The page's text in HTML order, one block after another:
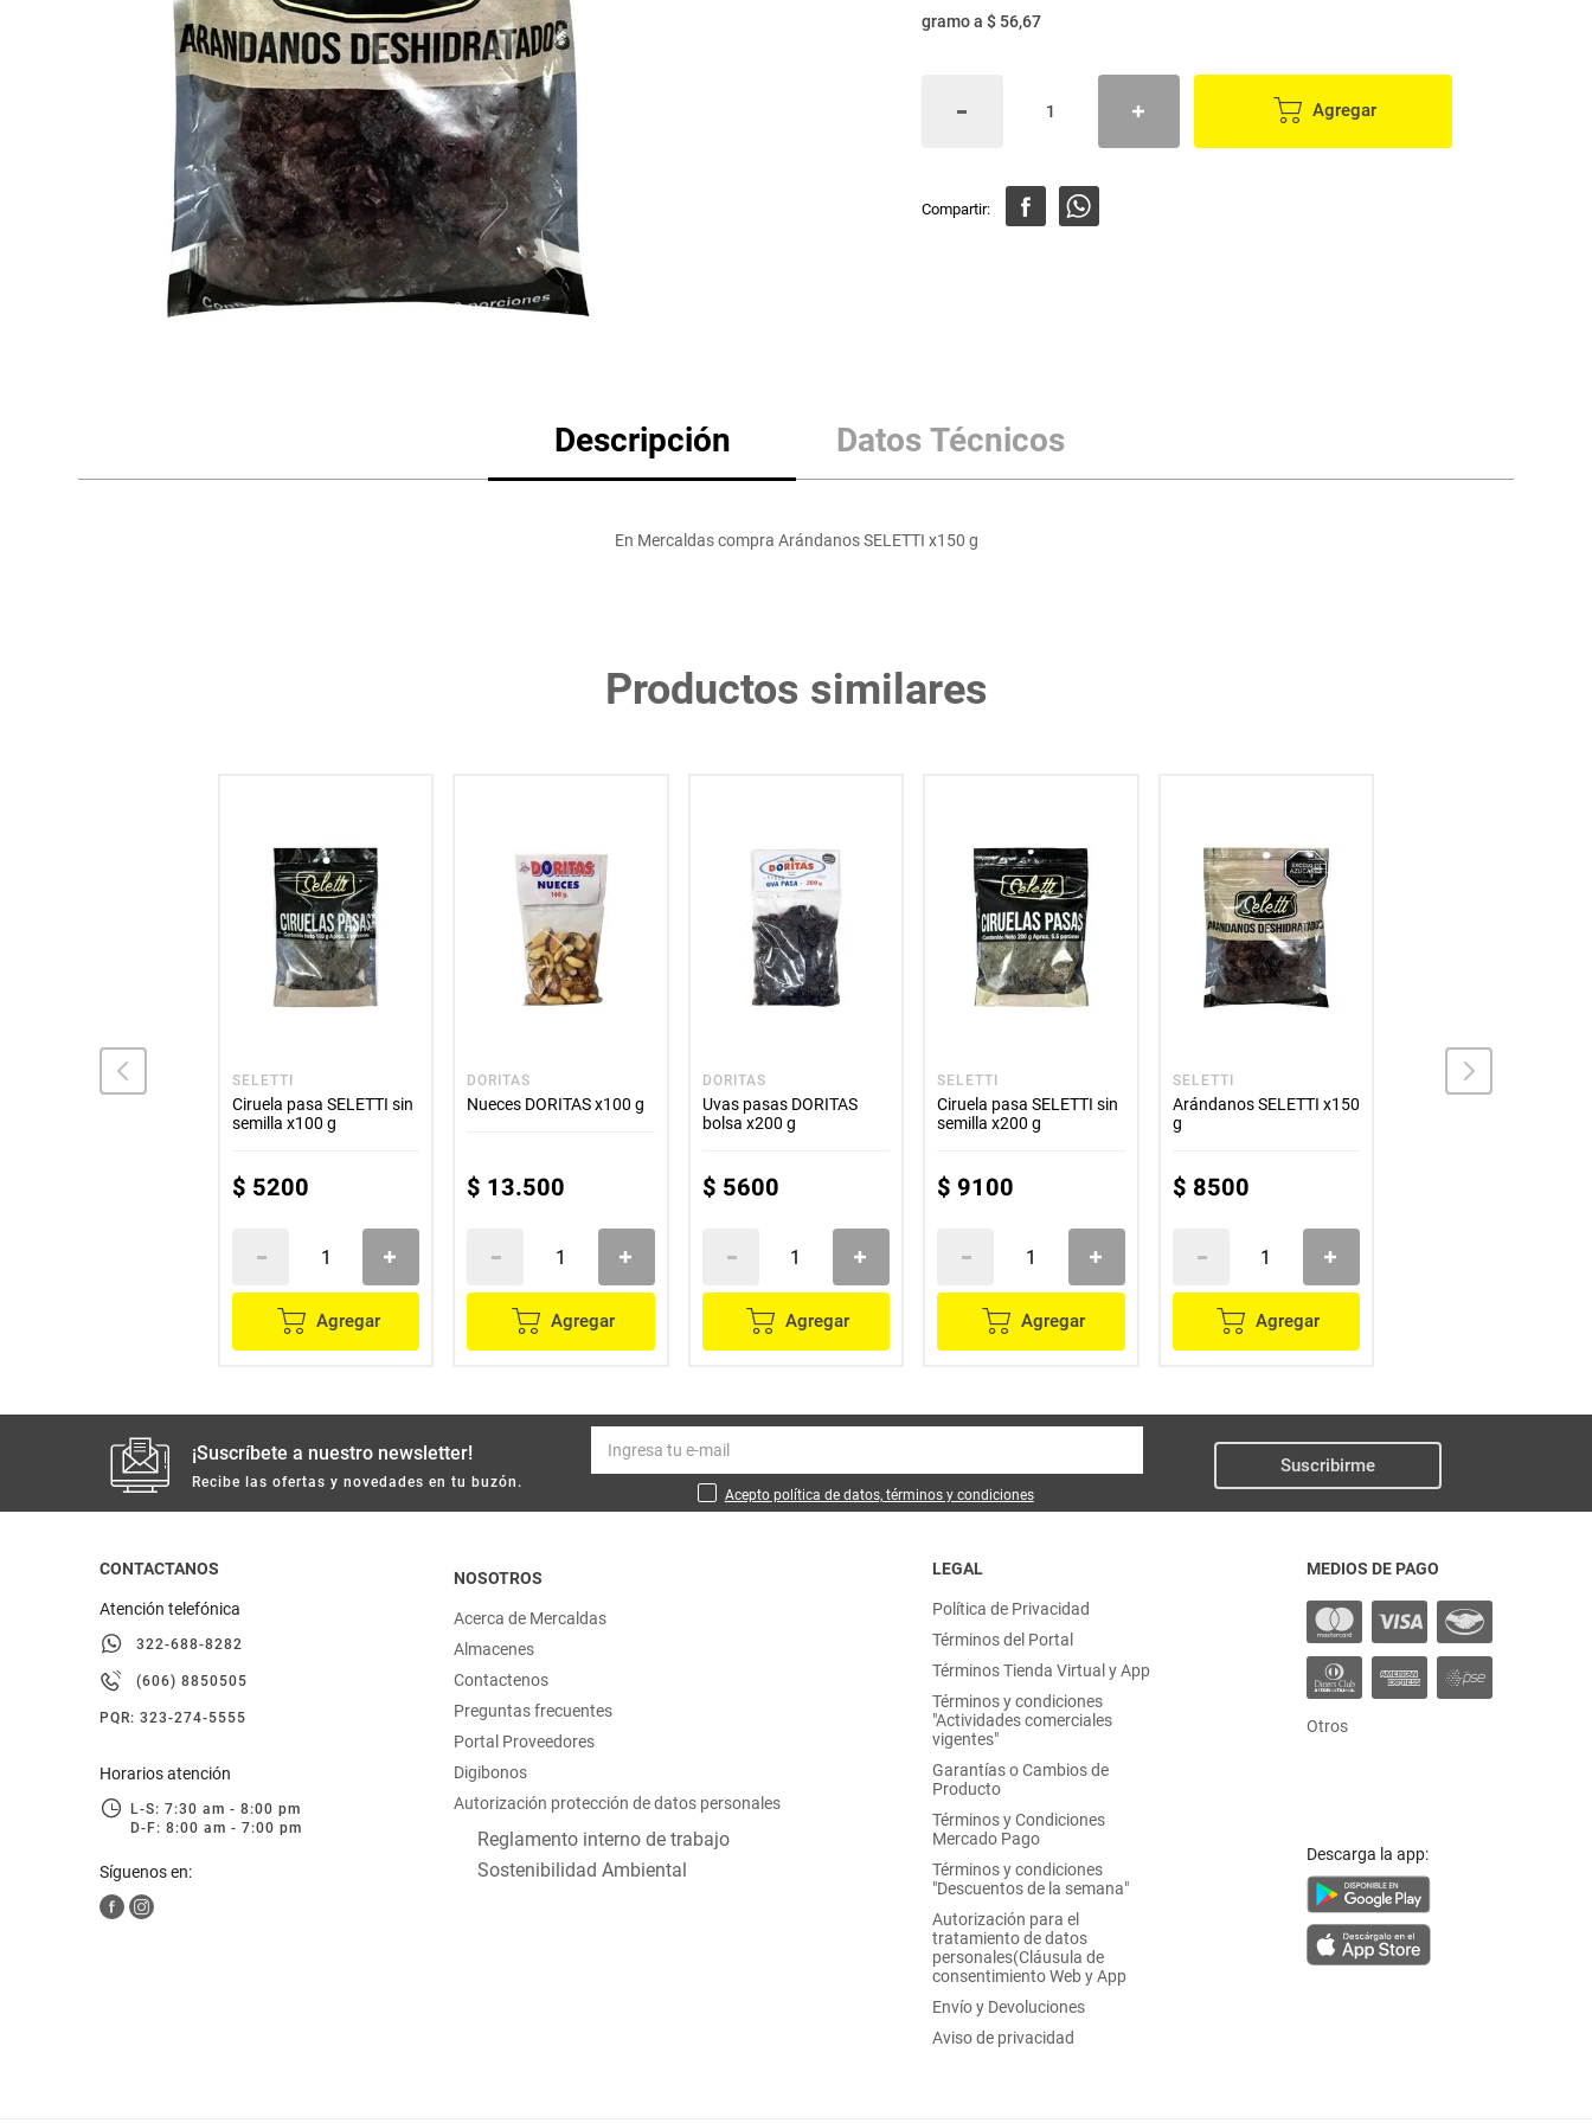
lácteos y refrigerados
vinos y licores
cuidado del bebé
mascotas
otros
gramoa $ 56,67
Agregar
Descripción Datos Técnicos
En Mercaldas compra Arándanos SELETTI x150 g
Productos similares
SELETTI
Ciruela pasa SELETTI sin
semilla x100 g
$ 5200
Agregar
DORITAS
Nueces DORITAS x100 g
$ 13.500
Agregar
DORITAS
Uvas pasas DORITAS
bolsa x200 g
$ 5600
Agregar
SELETTI
Ciruela pasa SELETTI sin
semilla x200 g
$ 9100
Agregar
SELETTI
Arándanos SELETTI x150
g
$ 8500
Agregar
DEL ALBA
¡Suscríbete a nuestro newsletter!
Recibe las ofertas y novedades en tu buzón.
Acepto política de datos, términos y condiciones
Suscribirme
CONTACTANOS
Atención telefónica
322-688-8282
(606) 8850505
PQR: 323-274-5555
Horarios atención
L-S: 7:30 am - 8:00 pm
D-F: 8:00 am - 7:00 pm
Síguenos en:
NOSOTROS
Acerca de Mercaldas
Almacenes
Contactenos
Preguntas frecuentes
Portal Proveedores
Digibonos
Autorización protección de datos personales
Reglamento interno de trabajo
Sostenibilidad Ambiental
LEGAL
Política de Privacidad
Términos del Portal
Términos Tienda Virtual y App
Términos y condiciones
"Actividades comerciales
vigentes"
Garantías o Cambios de
Producto
Términos y Condiciones
Mercado Pago
Términos y condiciones
"Descuentos de la semana"
Autorización para el
tratamiento de datos
personales(Cláusula de
consentimiento Web y App
Envío y Devoluciones
Aviso de privacidad
MEDIOS DE PAGO
Otros
Descarga la app:
Mantequilla